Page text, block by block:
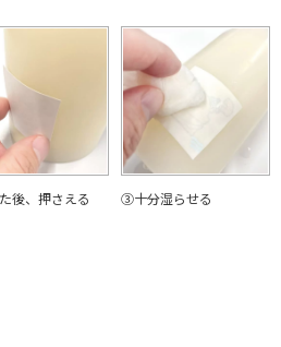
後、押さえる ③十分湿らせる